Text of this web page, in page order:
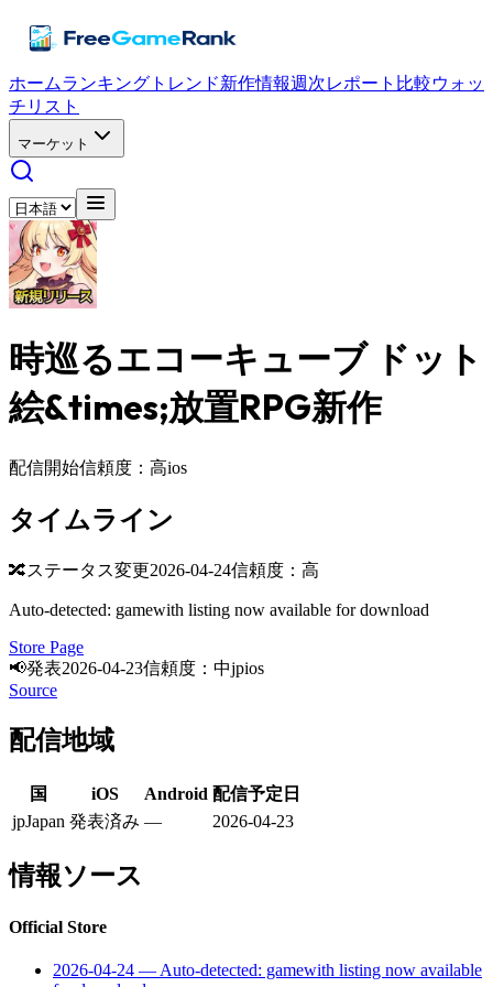
ホームランキング トレンド新作情報週次レポート 比較ウォッ
チリスト
マーケット
時巡るエコーキューブ ドット
絵&times;放置RPG新作
配信開始信頼度：高ios
タイムライン
🔀ステータス変更2026-04-24信頼度：高
Auto-detected: gamewith listing now available for download
Store Page
📢発表2026-04-23信頼度：中jpios
Source
配信地域
国 iOS Android 配信予定日
jpJapan 発表済み — 2026-04-23
情報ソース
Official Store
2026-04-24 — Auto-detected: gamewith listing now available